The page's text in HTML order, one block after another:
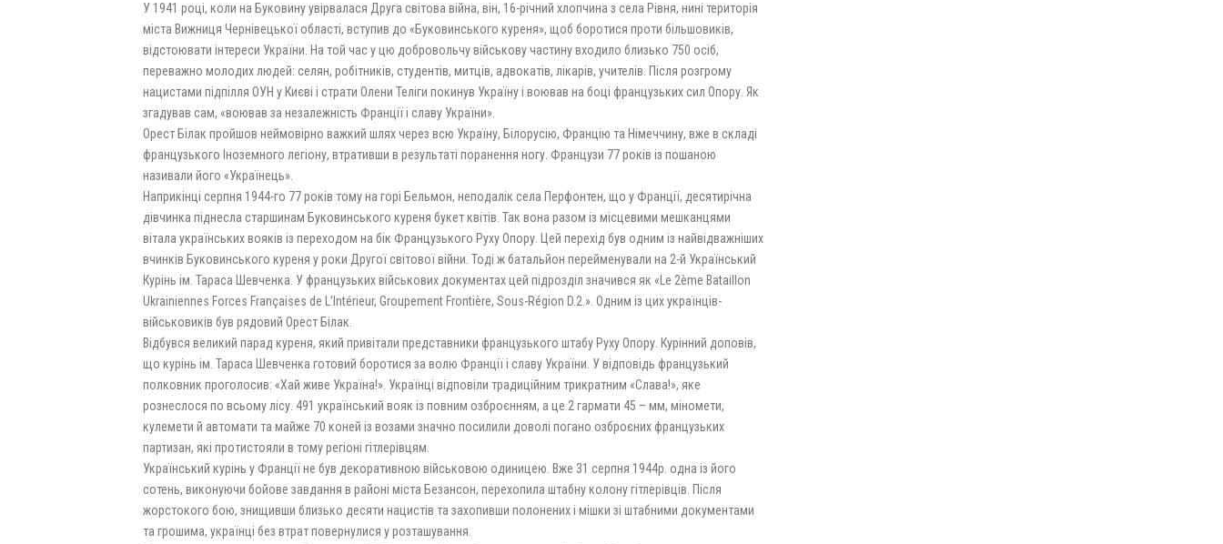
У 1941 році, коли на Буковину увірвалася Друга світова війна, він, 16-річний хлопчина з села Рівня, нині територія
міста Вижниця Чернівецької області, вступив до «Буковинського куреня», щоб боротися проти більшовиків,
відстоювати інтереси України. На той час у цю добровольчу військову частину входило близько 750 осіб,
переважно молодих людей: селян, робітників, студентів, митців, адвокатів, лікарів, учителів. Після розгрому
нацистами підпілля ОУН у Києві і страти Олени Теліги покинув Україну і воював на боці французьких сил Опору. Як
згадував сам, «воював за незалежність Франції і славу України».
Орест Білак пройшов неймовірно важкий шлях через всю Україну, Білорусію, Францію та Німеччину, вже в складі
французького Іноземного легіону, втративши в результаті поранення ногу. Французи 77 років із пошаною
називали його «Українець».
Наприкінці серпня 1944-го 77 років тому на горі Бельмон, неподалік села Перфонтен, що у Франції, десятирічна
дівчинка піднесла старшинам Буковинського куреня букет квітів. Так вона разом із місцевими мешканцями
вітала українських вояків із переходом на бік Французького Руху Опору. Цей перехід був одним із найвідважніших
вчинків Буковинського куреня у роки Другої світової війни. Тоді ж батальйон перейменували на 2-й Український
Курінь ім. Тараса Шевченка. У французьких військових документах цей підрозділ значився як «Le 2ème Bataillon
Ukrainiennes Forces Françaises de L’Intérieur, Groupement Frontière, Sous-Région D.2.». Одним із цих українців-
військовиків був рядовий Орест Білак.
Відбувся великий парад куреня, який привітали представники французького штабу Руху Опору. Курінний доповів,
що курінь ім. Тараса Шевченка готовий боротися за волю Франції і славу України. У відповідь французький
полковник проголосив: «Хай живе Україна!». Українці відповіли традиційним трикратним «Слава!», яке
рознеслося по всьому лісу. 491 український вояк із повним озброєнням, а це 2 гармати 45 – мм, міномети,
кулемети й автомати та майже 70 коней із возами значно посилили доволі погано озброєних французьких
партизан, які протистояли в тому регіоні гітлерівцям.
Український курінь у Франції не був декоративною військовою одиницею. Вже 31 серпня 1944р. одна із його
сотень, виконуючи бойове завдання в районі міста Безансон, перехопила штабну колону гітлерівців. Після
жорстокого бою, знищивши близько десяти нацистів та захопивши полонених і мішки зі штабними документами
та грошима, українці без втрат повернулися у розташування.